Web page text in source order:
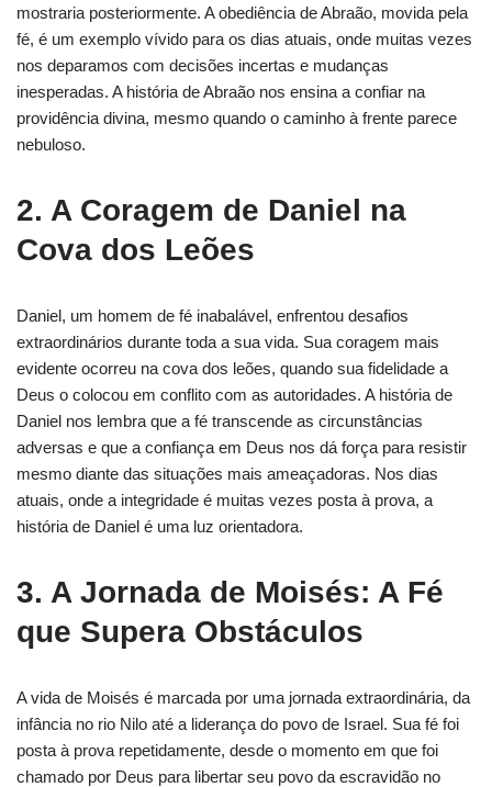
mostraria posteriormente. A obediência de Abraão, movida pela
fé, é um exemplo vívido para os dias atuais, onde muitas vezes
nos deparamos com decisões incertas e mudanças
inesperadas. A história de Abraão nos ensina a confiar na
providência divina, mesmo quando o caminho à frente parece
nebuloso.
2. A Coragem de Daniel na
Cova dos Leões
Daniel, um homem de fé inabalável, enfrentou desafios
extraordinários durante toda a sua vida. Sua coragem mais
evidente ocorreu na cova dos leões, quando sua fidelidade a
Deus o colocou em conflito com as autoridades. A história de
Daniel nos lembra que a fé transcende as circunstâncias
adversas e que a confiança em Deus nos dá força para resistir
mesmo diante das situações mais ameaçadoras. Nos dias
atuais, onde a integridade é muitas vezes posta à prova, a
história de Daniel é uma luz orientadora.
3. A Jornada de Moisés: A Fé
que Supera Obstáculos
A vida de Moisés é marcada por uma jornada extraordinária, da
infância no rio Nilo até a liderança do povo de Israel. Sua fé foi
posta à prova repetidamente, desde o momento em que foi
chamado por Deus para libertar seu povo da escravidão no